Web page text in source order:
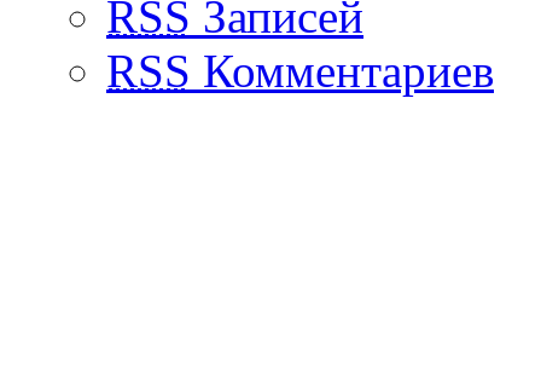
RSS Записей
RSS Комментариев